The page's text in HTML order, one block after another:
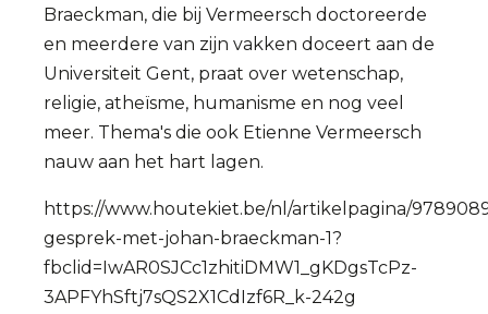
Braeckman, die bij Vermeersch doctoreerde
en meerdere van zijn vakken doceert aan de
Universiteit Gent, praat over wetenschap,
religie, atheïsme, humanisme en nog veel
meer. Thema's die ook Etienne Vermeersch
nauw aan het hart lagen.
https://www.houtekiet.be/nl/artikelpagina/
gesprek-met-johan-braeckman-1?
fbclid=IwAR0SJCc1zhitiDMW1_gKDgsTcPz-
3APFYhSftj7sQS2X1CdIzf6R_k-242g